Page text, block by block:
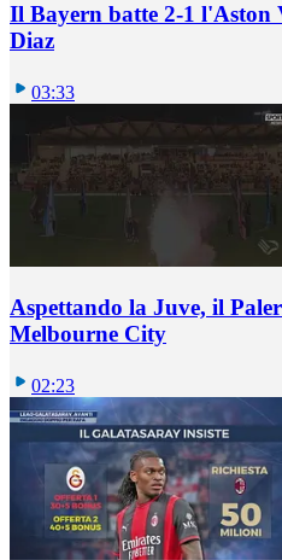
Il Bayern batte 2-1
Diaz
03:33
Aspettando la Juve, il
Melbourne City
02:23